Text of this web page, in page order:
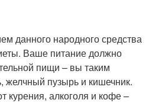
данного народного средства
Ваше питание должно
пищи – вы таким
желчный пузырь и кишечник.
курения, алкоголя и кофе –